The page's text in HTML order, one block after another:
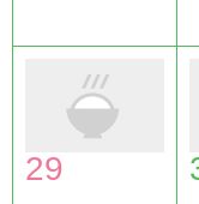
29